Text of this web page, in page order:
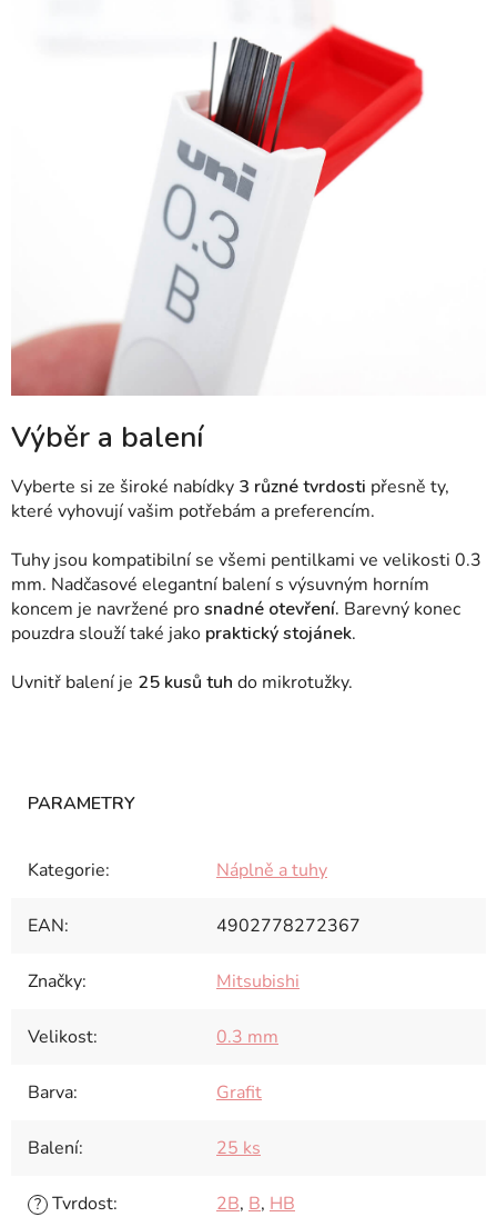
Výběr a balení
Vyberte si ze široké nabídky 3 různé tvrdosti přesně ty,
které vyhovují vašim potřebám a preferencím.
Tuhy jsou kompatibilní se všemi pentilkami ve velikosti 0.3
mm. Nadčasové elegantní balení s výsuvným horním
koncem je navržené prosnadné otevření. Barevný konec
pouzdra slouží také jako praktický stojánek.
Uvnitř balení je 25 kusů tuh do mikrotužky.
Kategorie: Náplně a tuhy
EAN: 4902778272367
Značky: Mitsubishi
Velikost: 0.3 mm
Barva: Grafit
Balení: 25 ks
? Tvrdost: 2B, B, HB